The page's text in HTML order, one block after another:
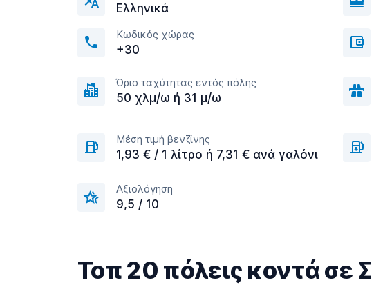
Ελληνικά
Κωδικός χώρας
+30
Όριο ταχύτητας εντός πόλης
50 χλμ/ω ή 31 μ/ω
Μέση τιμή βενζίνης
1,93 € / 1 λίτρο ή 7,31 € ανά γαλόνι
Αξιολόγηση
9,5 / 10
Τοπ 20 πόλεις κοντά σε